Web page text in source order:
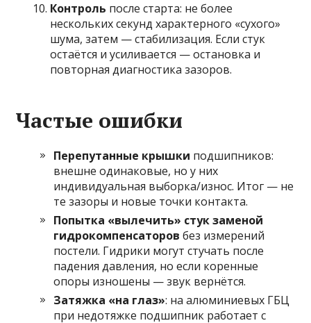
Контроль после старта: не более
нескольких секунд характерного «сухого»
шума, затем — стабилизация. Если стук
остаётся и усиливается — остановка и
повторная диагностика зазоров.
Частые ошибки
Перепутанные крышки подшипников:
внешне одинаковые, но у них
индивидуальная выборка/износ. Итог — не
те зазоры и новые точки контакта.
Попытка «вылечить» стук заменой
гидрокомпенсаторов без измерений
постели. Гидрики могут стучать после
падения давления, но если коренные
опоры изношены — звук вернётся.
Затяжка «на глаз»: на алюминиевых ГБЦ
при недотяжке подшипник работает с